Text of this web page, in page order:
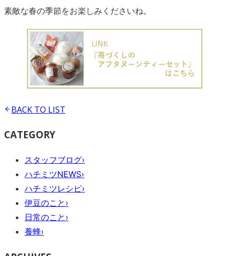
素敵な春の季節をお楽しみくださいね。
BACK TO LIST
CATEGORY
スタッフブログ›
ハチミツNEWS›
ハチミツレシピ›
伊豆のこと ›
日常のこと ›
養蜂›